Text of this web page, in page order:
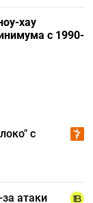
хау
с 1990-